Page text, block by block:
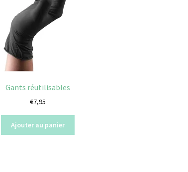
Gants réutilisables
€7,95
Ajouter au panier